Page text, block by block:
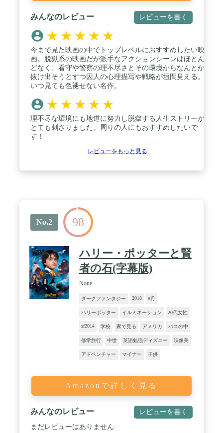
みんなのレビュー レビューを書く
★ ★ ★ ★ ★
今まで見た映画の中でトップレベルにおすすめしたい映
画。脱獄系の映画だが派手なアクションシーンはほとん
どなく、看守や警察の理不尽さとその環境からなんとか
抜け出そうとすつ囚人の心理描写や戦略が垣間見える。
いつ見ても色褪せない名作。
★ ★ ★ ★ ★
理不尽な環境にも地道に努力し脱獄する人生ストリーが
とても刺さりました。周りの人にもおすすめしたいで
す！
レビューをもっと見る
No.2 98
ハリー・ポッターと賢
者の石(字幕版)
None
ダークファンタジー 2018 8月
ハリーポッター イルミネーション 20代女性
sf2014 学校 家で見る アメリカ バスの中
修学旅行 中世 英語勉強ディズニー 映像美
アドベンチャー マイナー 子供
Amazonで詳しく見る
みんなのレビュー レビューを書く
まだレビューはありません